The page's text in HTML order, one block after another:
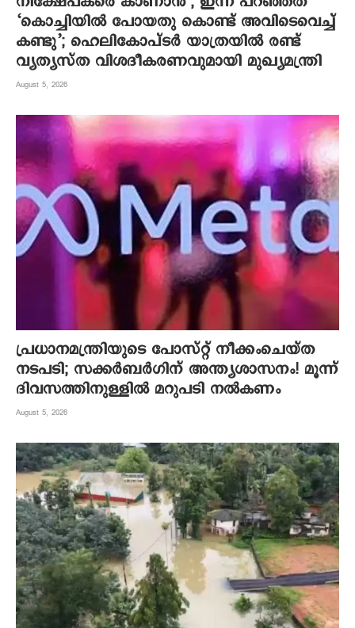
‘കൊച്ചിയിൽ പോയതു കൊണ്ട് അവിടെവെച്ച്
കണ്ടു’; ഹെലികോപ്ടർ യാത്രയിൽ രണ്ട്
വ്യത്യസ്ത വിശദീകരണവുമായി മുഖ്യമന്ത്രി
August 5, 2026
പ്രധാനമന്ത്രിയുടെ പോസ്റ്റ് നീക്കംചെയ്ത
നടപടി; സക്കർബർഗിന് അന്ത്യശാസനം! മൂന്ന്
ദിവസത്തിനുള്ളില്‍ മറുപടി നല്‍കണം
August 5, 2026